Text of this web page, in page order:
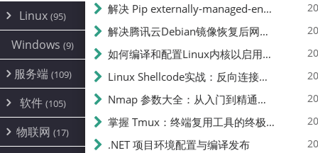
Linux (95)
Alpine
CentOS(17)
Debian(24)
ProxmoxVE
Ubuntu(7)
Windows (9)
服务端 (109)
环境配置
DD重装(3)
加速优化(34)
面板(12)
软件 (105)
安全(12)
办公(4)
物联网 (17)
解决 Pip externally-managed-environment 错误：临时与永久绕过方案
解决腾讯云Debian镜像恢复后网络不通问题
如何编译和配置Linux内核以启用BBR2 | 内核编译教程
Linux Shellcode实战：反向连接、持久化、免杀技术详解（MSF,Cobalt Strike）- 从原理到C加载器实现
Nmap 参数大全：从入门到精通，掌握网络扫描的核心技巧
掌握 Tmux：终端复用工具的终极指南
.NET 项目环境配置与编译发布